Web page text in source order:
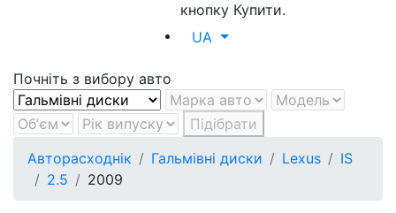
кнопку Купити.
UA
Почніть з вибору авто
Підібрати
Авторасходнік
Гальмівні диски Lexus
IS
2.5
2009